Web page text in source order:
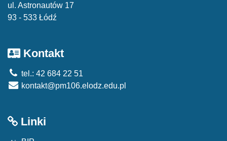
ul. Astronautów 17
93 - 533 Łódź
Kontakt
tel.: 42 684 22 51
kontakt@pm106.elodz.edu.pl
Linki